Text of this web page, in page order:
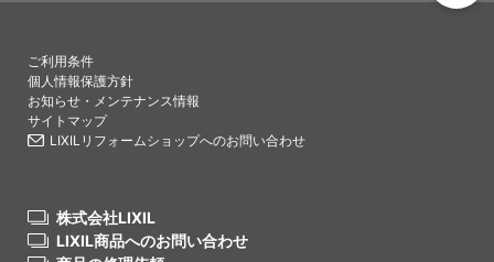
ご利用条件
個人情報保護方針
お知らせ・メンテナンス情報
サイトマップ
LIXILリフォームショップへのお問い合わせ
株式会社LIXIL
LIXIL商品へのお問い合わせ